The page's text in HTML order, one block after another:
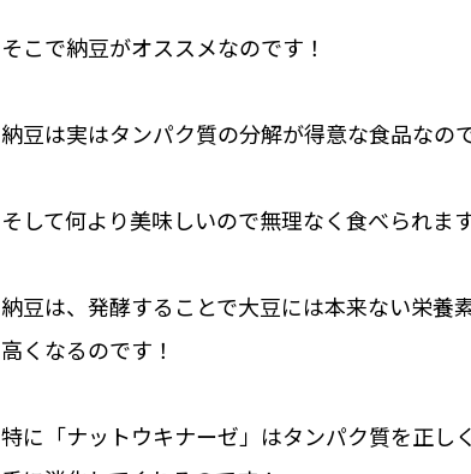
そこで納豆がオススメなのです！
納豆は実はタンパク質の分解が得意な食品なの
そして何より美味しいので無理なく食べられま
納豆は、発酵することで大豆には本来ない栄養
高くなるのです！
特に「ナットウキナーゼ」はタンパク質を正し